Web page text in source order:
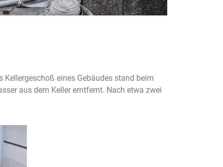
eines Gebäudes stand beim
aus dem Keller erntfernt. Nach etwa zwei